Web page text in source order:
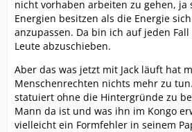
nicht vorhaben arbeiten zu gehen,
Energien besitzen als die Energie
anzupassen. Da bin ich auf jeden
Leute abzuschieben.
Aber das was jetzt mit Jack läuft hat
Menschenrechten nichts mehr zu
statuiert ohne die Hintergründe zu
Mann da ist und was ihn im Kongo
vielleicht ein Formfehler in seinem